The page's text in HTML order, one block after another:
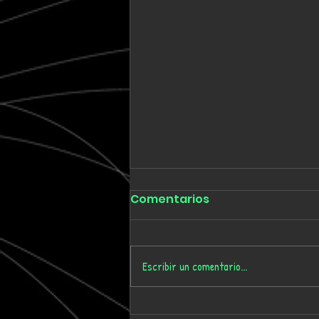
Tmygn convierte
Comentarios
Escribir un comentario...